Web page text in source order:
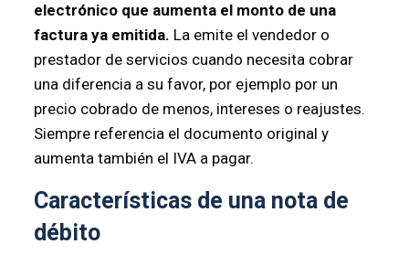
electrónico que aumenta el monto de una
factura ya emitida. La emite el vendedor o
prestador de servicios cuando necesita cobrar
una diferencia a su favor, por ejemplo por un
precio cobrado de menos, intereses o reajustes.
Siempre referencia el documento original y
aumenta también el IVA a pagar.
Características de una nota de
débito